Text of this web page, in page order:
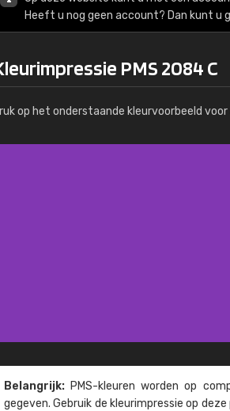
Heeft u nog geen account? Dan kunt u
PMS 2084 C
op het onderstaande kleurvoorbeeld
Belangrijk: PMS-kleuren worden op
gegeven. Gebruik de kleur­impressie op